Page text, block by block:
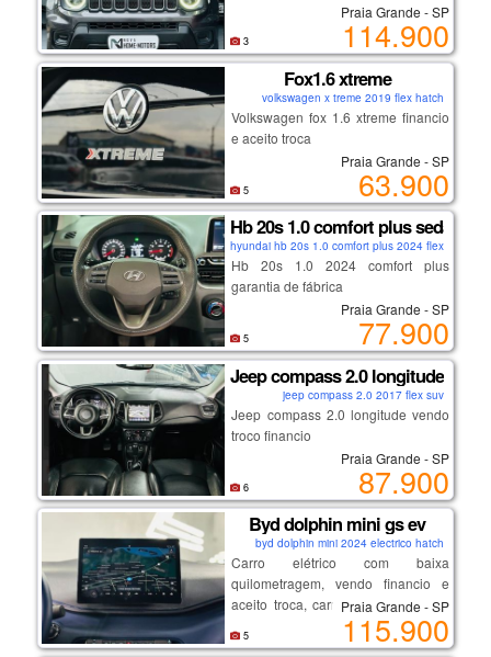
Praia Grande - SP
114.900
3
Fox1.6 xtreme
volkswagen x treme 2019 flex hatch
Volkswagen fox 1.6 xtreme financio
e aceito troca
Praia Grande - SP
63.900
5
Hb 20s 1.0 comfort plus sedan
hyundai hb 20s 1.0 comfort plus 2024 flex sedan
Hb 20s 1.0 2024 comfort plus
garantia de fábrica
Praia Grande - SP
77.900
5
Jeep compass 2.0 longitude
jeep compass 2.0 2017 flex suv
Jeep compass 2.0 longitude vendo
troco financio
Praia Grande - SP
87.900
6
Byd dolphin mini gs ev
byd dolphin mini 2024 electrico hatch
Carro elétrico com baixa
quilometragem, vendo financio e
aceito troca, carro com garantia de
Praia Grande - SP
115.900
5